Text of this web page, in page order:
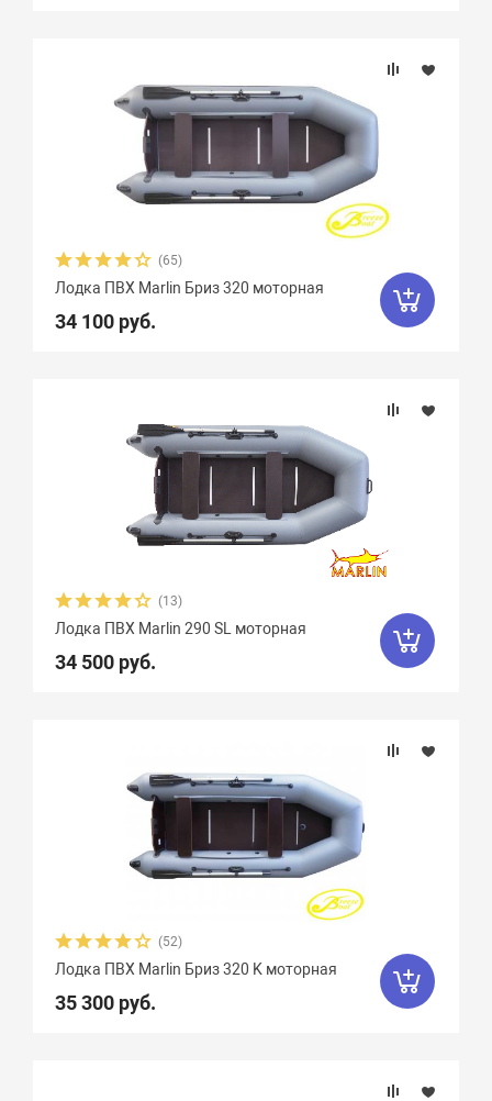
(65)
Лодка ПВХ Marlin Бриз 320 моторная
34 100 руб.
(13)
Лодка ПВХ Marlin 290 SL моторная
34 500 руб.
(52)
Лодка ПВХ Marlin Бриз 320 K моторная
35 300 руб.